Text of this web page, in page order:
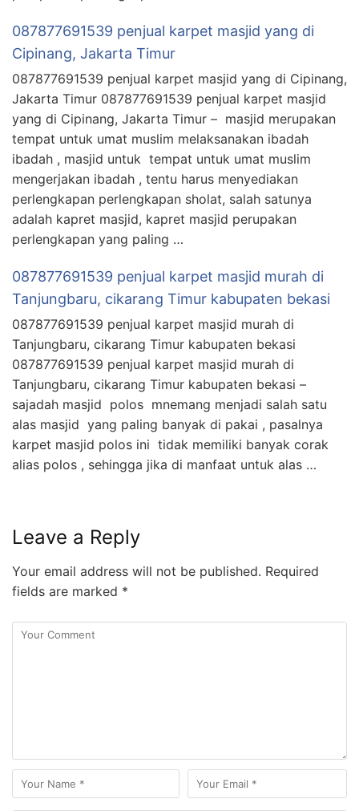
087877691539 penjual karpet masjid yang di
Cipinang, Jakarta Timur
087877691539 penjual karpet masjid yang di Cipinang,
Jakarta Timur 087877691539 penjual karpet masjid
yang di Cipinang, Jakarta Timur – masjid merupakan
tempat untuk umat muslim melaksanakan ibadah
ibadah , masjid untuk tempat untuk umat muslim
mengerjakan ibadah , tentu harus menyediakan
perlengkapan perlengkapan sholat, salah satunya
adalah kapret masjid, kapret masjid perupakan
perlengkapan yang paling …
087877691539 penjual karpet masjid murah di
Tanjungbaru, cikarang Timur kabupaten bekasi
087877691539 penjual karpet masjid murah di
Tanjungbaru, cikarang Timur kabupaten bekasi
087877691539 penjual karpet masjid murah di
Tanjungbaru, cikarang Timur kabupaten bekasi –
sajadah masjid polos mnemang menjadi salah satu
alas masjid yang paling banyak di pakai , pasalnya
karpet masjid polos ini tidak memiliki banyak corak
alias polos , sehingga jika di manfaat untuk alas …
Leave a Reply
Your email address will not be published. Required
fields are marked *